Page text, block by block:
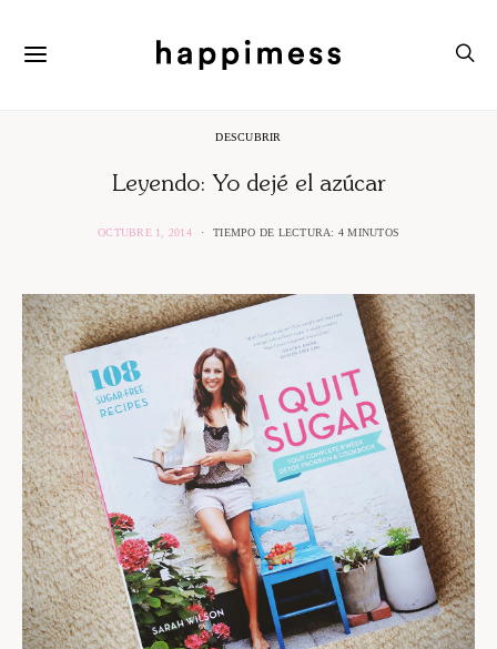
DESCUBRIR
Leyendo: Yo dejé el azúcar
OCTUBRE 1, 2014 TIEMPO DE LECTURA: 4 MINUTOS